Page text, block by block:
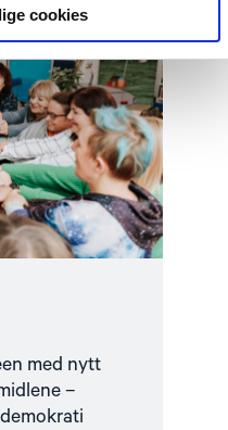
cookies
med nytt
–